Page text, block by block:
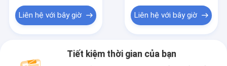
Liên hệ với bây giờ Liên hệ với bây giờ
Tiết kiệm thời gian của bạn